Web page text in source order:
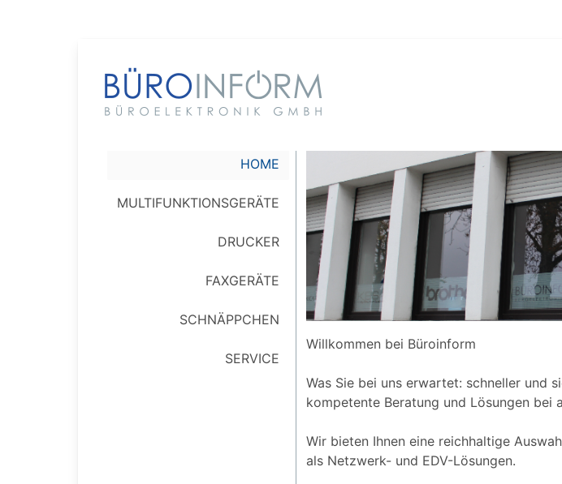
HOME
MULTI­FUNKTIONS­GERÄTE
DRUCKER
FAXGERÄTE
SCHNÄPPCHEN
SERVICE
Willkommen bei Büroinform
Was Sie bei uns erwartet: schneller und
kompetente Beratung und Lösungen bei
Wir bieten Ihnen eine reichhaltige
als Netzwerk- und EDV-Lösungen.